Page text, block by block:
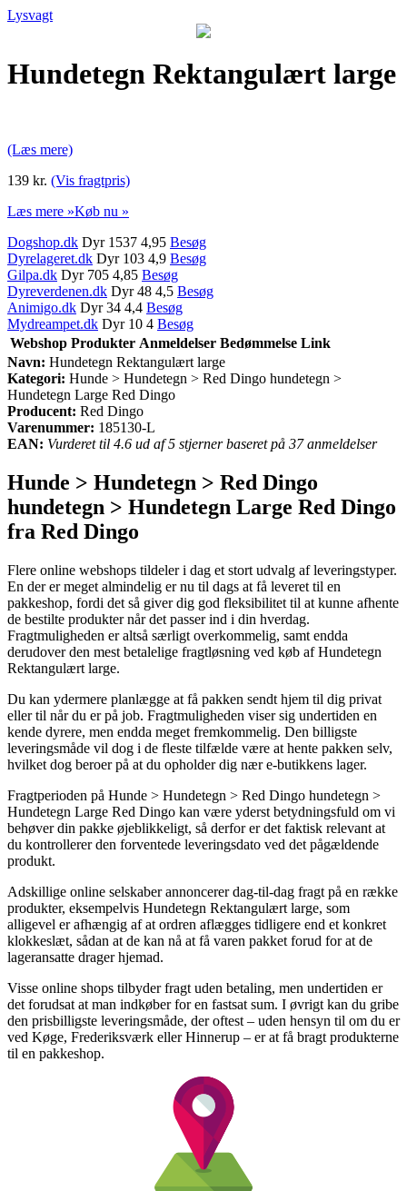
Lysvagt
Hundetegn Rektangulært large
(Læs mere)
139 kr. (Vis fragtpris)
Læs mere »Køb nu »
Dogshop.dk Dyr 1537 4,95 Besøg
Dyrelageret.dk Dyr 103 4,9 Besøg
Gilpa.dk Dyr 705 4,85 Besøg
Dyreverdenen.dk Dyr 48 4,5 Besøg
Animigo.dk Dyr 34 4,4 Besøg
Mydreampet.dk Dyr 10 4 Besøg
Webshop Produkter Anmeldelser Bedømmelse Link
Navn: Hundetegn Rektangulært large
Kategori: Hunde > Hundetegn > Red Dingo hundetegn >
Hundetegn Large Red Dingo
Producent: Red Dingo
Varenummer: 185130-L
EAN: Vurderet til 4.6 ud af 5 stjerner baseret på 37 anmeldelser
Hunde > Hundetegn > Red Dingo
hundetegn > Hundetegn Large Red Dingo
fra Red Dingo
Flere online webshops tildeler i dag et stort udvalg af leveringstyper.
En der er meget almindelig er nu til dags at få leveret til en
pakkeshop, fordi det så giver dig god fleksibilitet til at kunne afhente
de bestilte produkter når det passer ind i din hverdag.
Fragtmuligheden er altså særligt overkommelig, samt endda
derudover den mest betalelige fragtløsning ved køb af Hundetegn
Rektangulært large.
Du kan ydermere planlægge at få pakken sendt hjem til dig privat
eller til når du er på job. Fragtmuligheden viser sig undertiden en
kende dyrere, men endda meget fremkommelig. Den billigste
leveringsmåde vil dog i de fleste tilfælde være at hente pakken selv,
hvilket dog beroer på at du opholder dig nær e-butikkens lager.
Fragtperioden på Hunde > Hundetegn > Red Dingo hundetegn >
Hundetegn Large Red Dingo kan være yderst betydningsfuld om vi
behøver din pakke øjeblikkeligt, så derfor er det faktisk relevant at
du kontrollerer den forventede leveringsdato ved det pågældende
produkt.
Adskillige online selskaber annoncerer dag-til-dag fragt på en række
produkter, eksempelvis Hundetegn Rektangulært large, som
alligevel er afhængig af at ordren aflægges tidligere end et konkret
klokkeslæt, sådan at de kan nå at få varen pakket forud for at de
lageransatte drager hjemad.
Visse online shops tilbyder fragt uden betaling, men undertiden er
det forudsat at man indkøber for en fastsat sum. I øvrigt kan du gribe
den prisbilligste leveringsmåde, der oftest – uden hensyn til om du er
ved Køge, Frederiksværk eller Hinnerup – er at få bragt produkterne
til en pakkeshop.